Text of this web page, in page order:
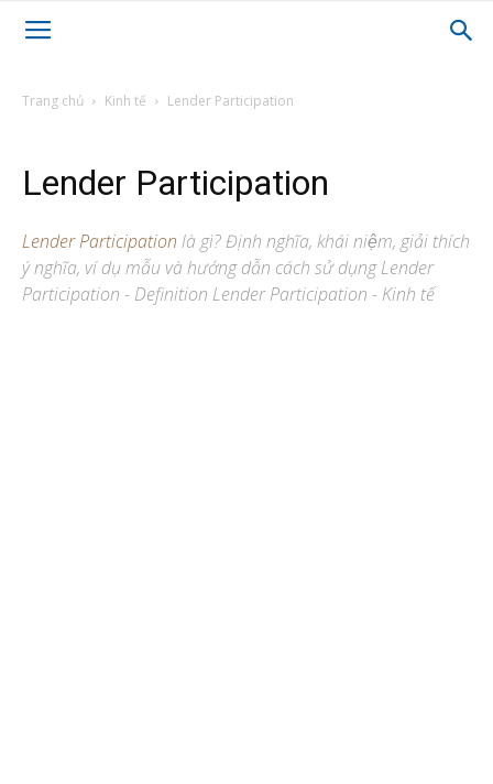
Trang chủ Kinh tế Lender Participation
Lender Participation
Lender Participation là gì? Định nghĩa, khái niệm, giải thích
ý nghĩa, ví dụ mẫu và hướng dẫn cách sử dụng Lender
Participation - Definition Lender Participation - Kinh tế